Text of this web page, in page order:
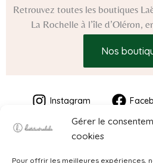
Gérer le
cookies
Pour offrir les meilleures expériences,
Retrouvez toutes les boutiques
La Rochelle à l’île d’Oléron,
Nos
Instagram